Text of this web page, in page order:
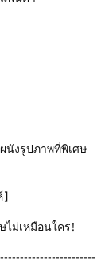
นังรูปภาพที่พิเศษ
ไม่เหมือนใคร!